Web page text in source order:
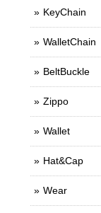
KeyChain
WalletChain
BeltBuckle
Zippo
Wallet
Hat&Cap
Wear